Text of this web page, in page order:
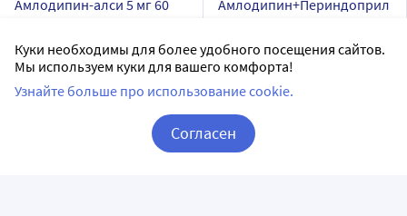
Амлодипин-алси 5 мг 60
Алси Фарма АО
таблетки
Амлодипин+Периндоприл
таблетки
Канонфарма продакшн ЗАО
таблетки
30 шт в уп.
Куки необходимы для более удобного посещения сайтов.
Мы используем куки для вашего комфорта!
Узнайте больше про использование cookie.
Согласен